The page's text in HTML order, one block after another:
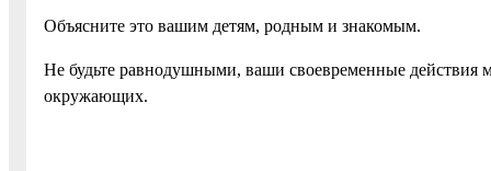
Объясните это вашим детям, родным и знакомым.
Не будьте равнодушными, ваши своевременные действия
окружающих.